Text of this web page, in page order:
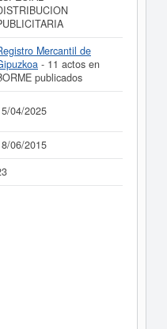
Mercantil de
- 11 actos en
publicados
04/2025
06/2015